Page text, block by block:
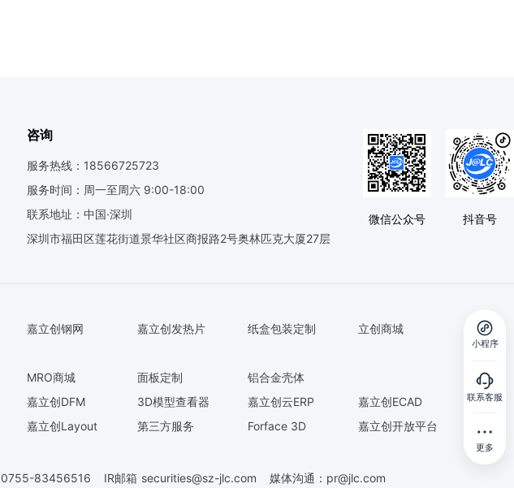
小程序
联系客服
更多
咨询
服务热线：18566725723
服务时间：周一至周六 9:00-18:00
联系地址：中国·深圳
深圳市福田区莲花街道景华社区商报路2号奥林匹克大厦27层
微信公众号 抖音号
嘉立创钢网 嘉立创发热片 纸盒包装定制
立创商城
MRO商城 面板定制 铝合金壳体
嘉立创DFM 3D模型查看器 嘉立创云ERP 嘉立创ECAD
嘉立创Layout 第三方服务 Forface 3D 嘉立创开放平台
0755-83456516 IR邮箱 securities@sz-jlc.com 媒体沟通： pr@jlc.com